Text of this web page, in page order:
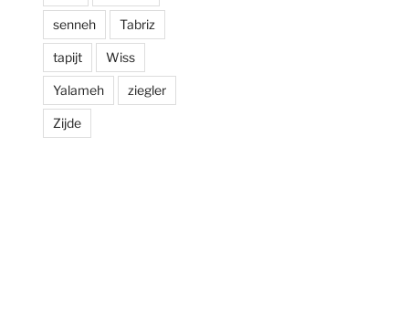
senneh Tabriz
tapijt Wiss
Yalameh ziegler
Zijde